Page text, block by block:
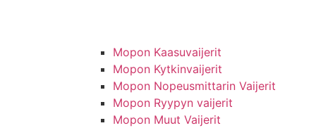
Mopon Kaasuvaijerit
Mopon Kytkinvaijerit
Mopon Nopeusmittarin Vaijerit
Mopon Ryypyn vaijerit
Mopon Muut Vaijerit